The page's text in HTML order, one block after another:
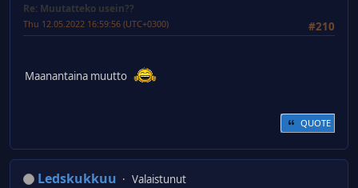
Re: Muutatteko usein??
#210
Thu 12.05.2022 16:59:56 (UTC+0300)
Maanantaina muutto
QUOTE
Ledskukkuu Valaistunut